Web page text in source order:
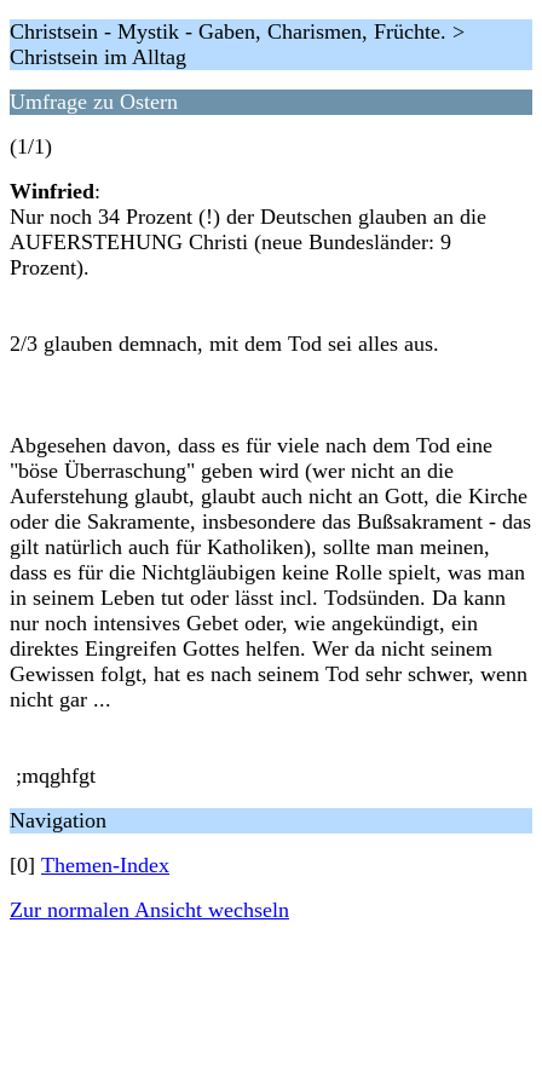
Christsein - Mystik - Gaben, Charismen, Früchte. >
Christsein im Alltag
Umfrage zu Ostern
(1/1)
Winfried:
Nur noch 34 Prozent (!) der Deutschen glauben an die
AUFERSTEHUNG Christi (neue Bundesländer: 9
Prozent).
2/3 glauben demnach, mit dem Tod sei alles aus.
Abgesehen davon, dass es für viele nach dem Tod eine
"böse Überraschung" geben wird (wer nicht an die
Auferstehung glaubt, glaubt auch nicht an Gott, die Kirche
oder die Sakramente, insbesondere das Bußsakrament - das
gilt natürlich auch für Katholiken), sollte man meinen,
dass es für die Nichtgläubigen keine Rolle spielt, was man
in seinem Leben tut oder lässt incl. Todsünden. Da kann
nur noch intensives Gebet oder, wie angekündigt, ein
direktes Eingreifen Gottes helfen. Wer da nicht seinem
Gewissen folgt, hat es nach seinem Tod sehr schwer, wenn
nicht gar ...
;mqghfgt
Navigation
[0] Themen-Index
Zur normalen Ansicht wechseln